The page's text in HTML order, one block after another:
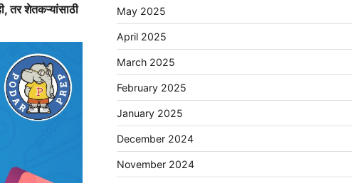
तर शेतकऱ्यांसाठी
May 2025
April 2025
March 2025
February 2025
January 2025
December 2024
November 2024